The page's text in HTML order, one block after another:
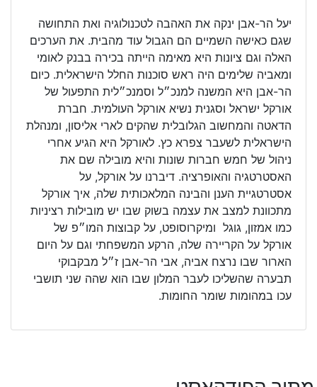
יעל הר-אבן ינקה את האהבה לטכנולוגיה ואת התחושה
שגם כאישה השמיים הם הגבול עוד מהבית. את הערכים
האלה וגם ציונות היא מאימה הייתה בכירה בבנק לאומי
ומאביה שלימים היה ראש סוכנות החלל הישראלית. כיום
הר-אבן היא המשנה למנכ״ל וסמנכ״לית התפעול של
אורקל ישראל וסגנית נשיא אורקל העולמית. חברת
הדאטה והמחשוב הגלובלית שהקים לארי אליסון, ומנהלת
הישראלית לשעבר צפרא כץ. לאורקל היא הגיע אחרי
ניהול של חמש חברות שונות והיא מובילה שם את
האסטרטגיה והאופרציה. דיברנו על אורקל, על
אסטרטגיית הענן והבינה המלאכותית שלה, איך אורקל
מתכוונת למצב את עצמה בשוק שבו יש מובילות רציניות
כמו אמזון, גוגל ומיקרוסופט, על קבוצות המו״פ של
אורקל על הקריירה שלה, הרקע המשפחתי וגם על היום
הארור שבו נרצח אביה, אבי הר-אבן ז״ל מבקבוקי
תבערה שהשליכו לעבר המלון שבו הוא שהה שני תושבי
עכו במהומות שומר החומות.